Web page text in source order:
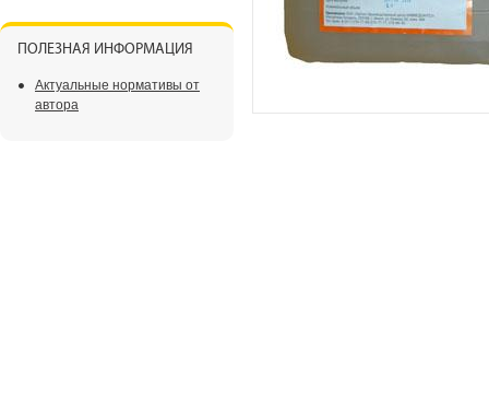
ПОЛЕЗНАЯ ИНФОРМАЦИЯ
Актуальные нормативы от
автора